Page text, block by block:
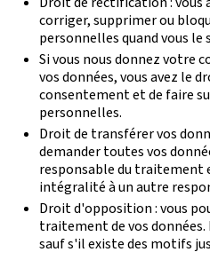
corriger, supprimer ou
personnelles quand vous le
Si vous nous donnez votre
vos données, vous avez le
consentement et de faire
personnelles.
Droit de transférer vos
demander toutes vos
responsable du traitement
intégralité à un autre
Droit d'opposition : vous
traitement de vos
sauf s'il existe des motifs